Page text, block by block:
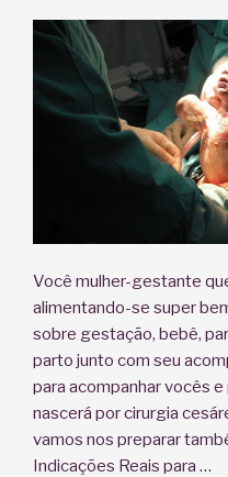
Você mulher-gestante
alimentando-se super
sobre gestação, bebê,
parto junto com seu
para acompanhar vocês
nascerá por cirurgia
vamos nos preparar
Indicações Reais para …